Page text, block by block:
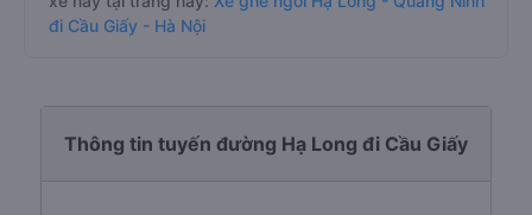
Limousine, Tùng Tuấn Limousine, Minh Châu Limousine,
The New Way, Anh Huy VIP, Anh Huy 92 Limousine,